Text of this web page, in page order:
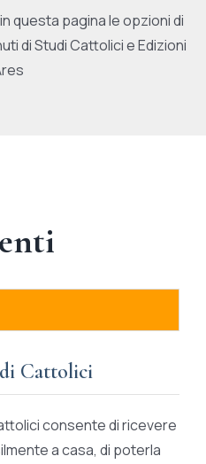
questa pagina le opzioni di
di Studi Cattolici e Edizioni
Cattolici
consente di ricevere
a casa, di poterla